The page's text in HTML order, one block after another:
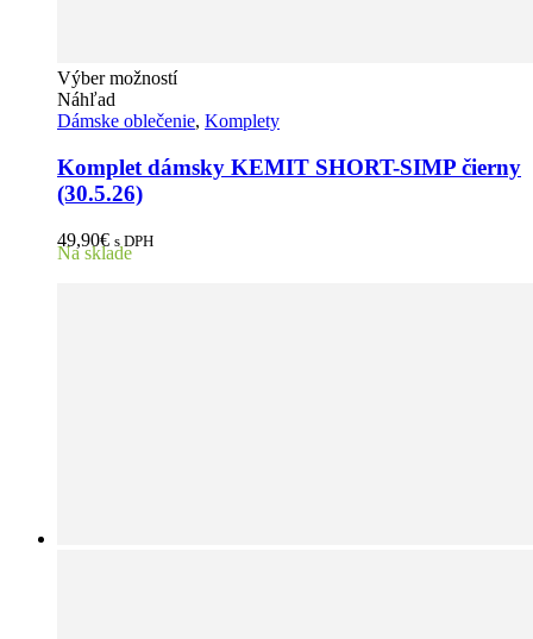
Výber možnostíTento
má
variantov.
Možnosti
Náhľad
Dámske oblečenie, Komplety
Komplet dámsky KEMIT SHORT-SIMP čierny
(30.5.26)
49,90€ s DPH
Na sklade